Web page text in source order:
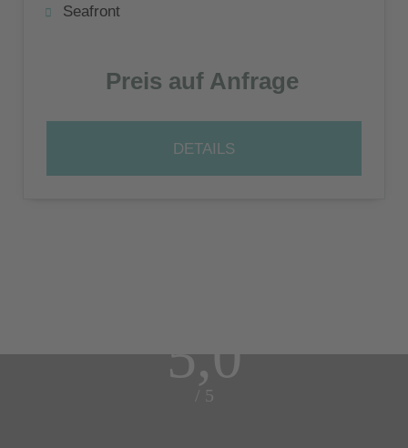
Seafront
Preis auf Anfrage
DETAILS
5,0
/ 5